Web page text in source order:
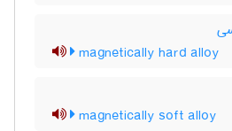
magnetically hard alloy
magnetically soft alloy